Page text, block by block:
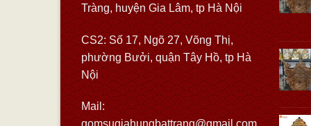
Tràng, huyện Gia Lâm, tp Hà Nội
CS2: Số 17, Ngõ 27, Võng Thị,
phường Bưởi, quận Tây Hồ, tp Hà
Nội
Mail: